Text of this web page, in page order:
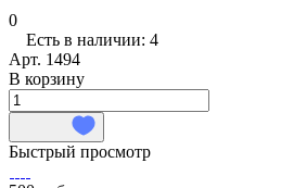
0
Есть в наличии: 4
Арт. 1494
В корзину
Быстрый просмотр